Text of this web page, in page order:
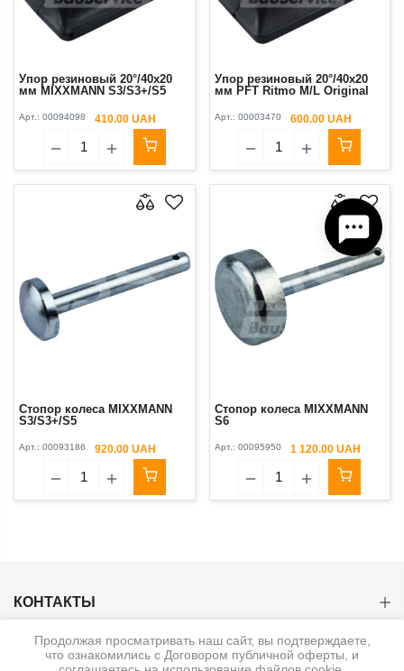
Упор резиновый 20°/40x20
мм MIXXMANN S3/S3+/S5
Арт.: 00094098 410.00 UAH
Упор резиновый 20°/40x20
мм PFT Ritmo M/L Original
Арт.: 00003470 600.00 UAH
Стопор колеса МIXXMANN
S3/S3+/S5
Арт.: 00093186 920.00 UAH
Стопор колеса МIXXMANN
S6
Арт.: 00095950 1 120.00 UAH
КОНТАКТЫ
КАТЕГОРИИ
Продолжая просматривать наш сайт, вы подтверждаете,
что ознакомились с Договором публичной оферты, и